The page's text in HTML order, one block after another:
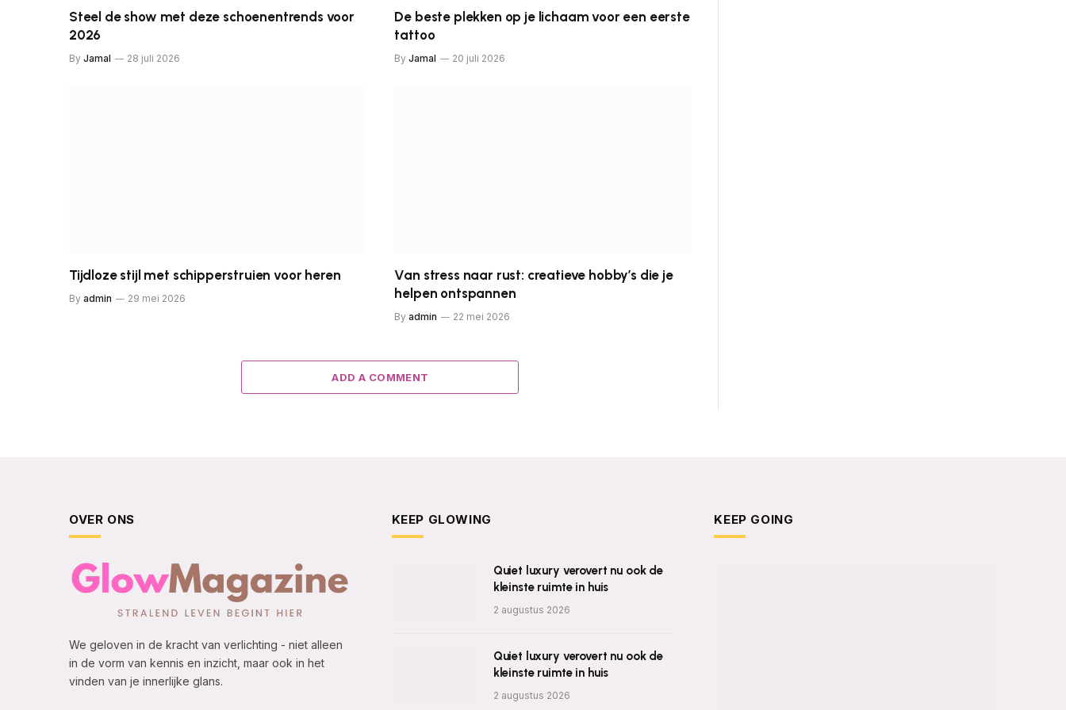
Steel de show met deze schoenentrends voor
2026
By Jamal 28 juli 2026
De beste plekken op je lichaam voor een eerste
tattoo
By Jamal 20 juli 2026
Tijdloze stijl met schipperstruien voor heren
By admin 29 mei 2026
Van stress naar rust: creatieve hobby’s die je
helpen ontspannen
By admin 22 mei 2026
ADD A COMMENT
OVER ONS
We geloven in de kracht van verlichting - niet alleen
in de vorm van kennis en inzicht, maar ook in het
vinden van je innerlijke glans.
KEEP GLOWING
Quiet luxury verovert nu ook de
kleinste ruimte in huis
2 augustus 2026
Quiet luxury verovert nu ook de
kleinste ruimte in huis
2 augustus 2026
KEEP GOING